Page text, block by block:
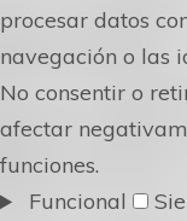
procesar datos
navegación o las
No consentir o
afectar
funciones.
Funcional